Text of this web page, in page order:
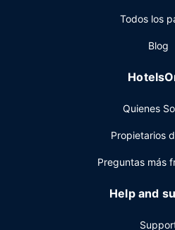
sed con tu bebida favorita en el
ordenadores y check-out exprés
tu disposición 40 metros
para conferencias y una sala de
Todos los
Blog
Quienes
Propietarios
Preguntas más
Help and